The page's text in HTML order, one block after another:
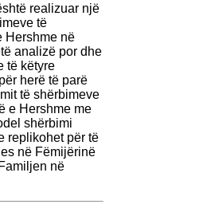
realizuar një
të
Hershme në
analizë por dhe
të këtyre
herë të parë
të shërbimeve
e Hershme me
shërbimi
replikohet për të
në Fëmijërinë
në